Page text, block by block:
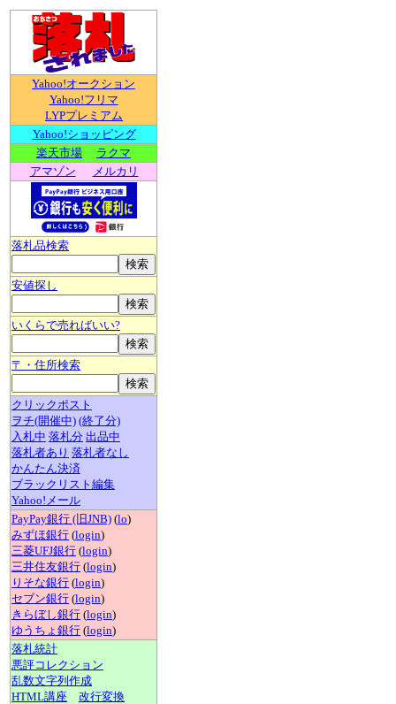
Yahoo!オークション
Yahoo!フリマ
LYPプレミアム
Yahoo!ショッピング
楽天市場
ラクマ
アマゾン
メルカリ
落札品検索
安値探し
いくらで売ればいい?
〒・住所検索
クリックポスト
ヲチ(開催中) (終了分)
入札中 落札分 出品中
落札者あり 落札者なし
かんたん決済
ブラックリスト編集
Yahoo!メール
PayPay銀行 (旧JNB) (lo)
みずほ銀行 (login)
三菱UFJ銀行 (login)
三井住友銀行 (login)
りそな銀行 (login)
セブン銀行 (login)
きらぼし銀行 (login)
ゆうちょ銀行 (login)
落札統計
悪評コレクション
乱数文字列作成
HTML講座
改行変換